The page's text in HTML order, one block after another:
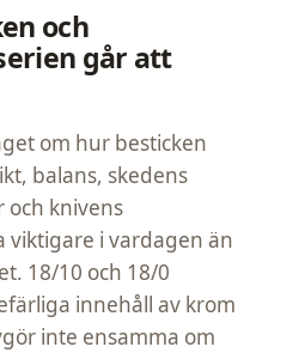
och
går att
om hur besticken
balans, skedens
och knivens
viktigare i vardagen än
18/10 och 18/0
innehåll av krom
inte ensamma om